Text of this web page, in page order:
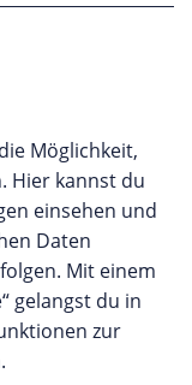
Möglichkeit,
Hier kannst du
einsehen und
Daten
Mit einem
gelangst du in
zur